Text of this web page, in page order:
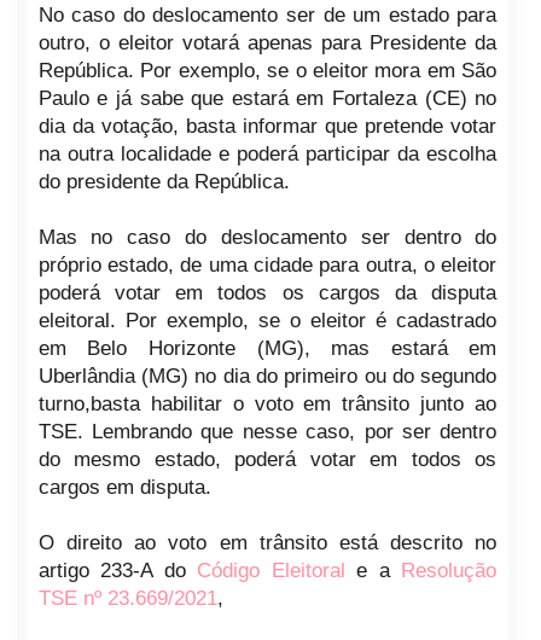
No caso do deslocamento ser de um estado para
outro, o eleitor votará apenas para Presidente da
República. Por exemplo, se o eleitor mora em São
Paulo e já sabe que estará em Fortaleza (CE) no
dia da votação, basta informar que pretende votar
na outra localidade e poderá participar da escolha
do presidente da República.
Mas no caso do deslocamento ser dentro do
próprio estado, de uma cidade para outra, o eleitor
poderá votar em todos os cargos da disputa
eleitoral. Por exemplo, se o eleitor é cadastrado
em Belo Horizonte (MG), mas estará em
Uberlândia (MG) no dia do primeiro ou do segundo
turno,basta habilitar o voto em trânsito junto ao
TSE. Lembrando que nesse caso, por ser dentro
do mesmo estado, poderá votar em todos os
cargos em disputa.
O direito ao voto em trânsito está descrito no
artigo 233-A do Código Eleitoral e a Resolução
TSE nº 23.669/2021,